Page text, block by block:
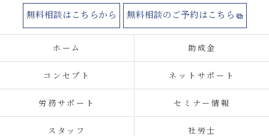
無料相談はこちらから 無料相談のご予約はこちら
ホーム 助成金
コンセプト ネットサポート
労務サポート セミナー情報
スタッフ 社労士